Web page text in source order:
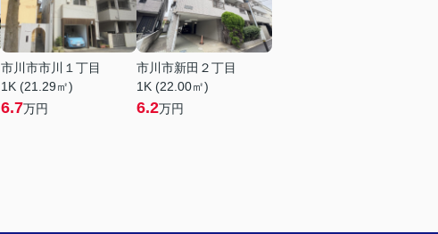
市川市市川１丁目
1K (21.29㎡)
6.7万円
市川市新田２丁目
1K (22.00㎡)
6.2万円